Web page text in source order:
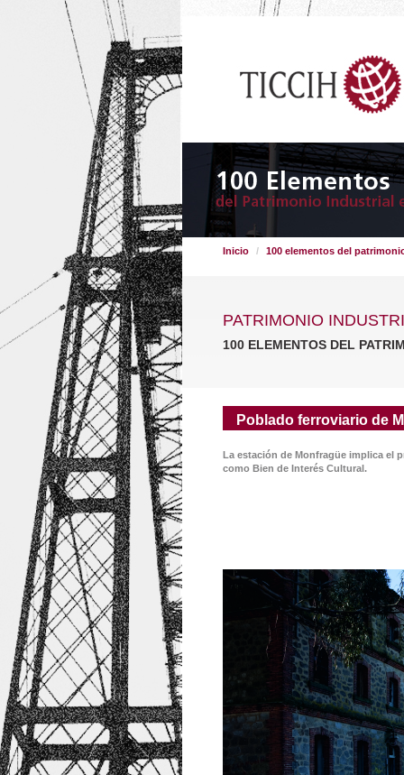
Inicio 100 elementos del
PATRIMONIO
100 ELEMENTOS DEL
Poblado ferroviario de
La estación de Monfragüe implica el
como Bien de Interés Cultural.